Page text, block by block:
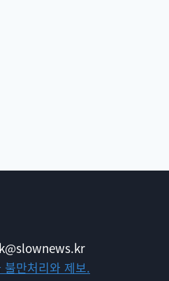
불만처리와 제보.